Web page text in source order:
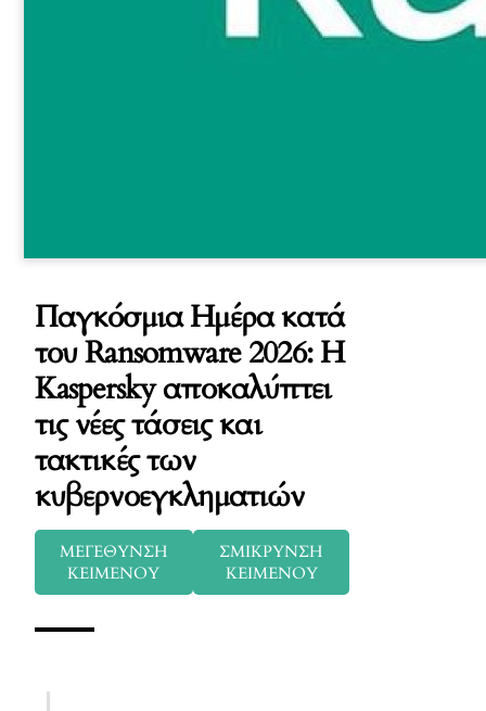
Παγκόσμια Ημέρα κατά
του Ransomware 2026: Η
Kaspersky αποκαλύπτει
τις νέες τάσεις και
τακτικές των
κυβερνοεγκληματιών
ΜΕΓΕΘΥΝΣΗ
ΚΕΙΜΕΝΟΥ
ΣΜΙΚΡΥΝΣΗ
ΚΕΙΜΕΝΟΥ